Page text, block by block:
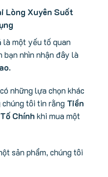
Lòng Xuyên Suốt
là một yếu tố quan
bạn nhìn nhận đây là
những lựa chọn khác
chúng tôi tin rằng Tiền
Chính khi mua một
sản phẩm, chúng tôi